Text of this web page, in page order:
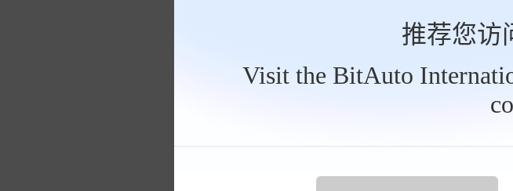
推荐您访
Visit the BitAuto